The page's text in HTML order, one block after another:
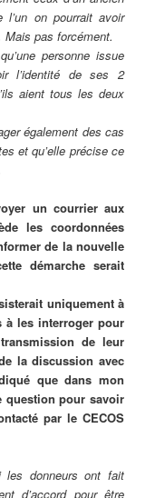
l’un on pourrait avoir
Mais pas forcément.
personne issue
l’identité de ses 2
aient tous les deux
également des cas
et qu’elle précise ce
un courrier aux
les coordonnées
de la nouvelle
démarche serait
uniquement à
à les interroger pour
de leur
la discussion avec
que dans mon
question pour savoir
par le CECOS
les donneurs ont fait
d’accord pour être